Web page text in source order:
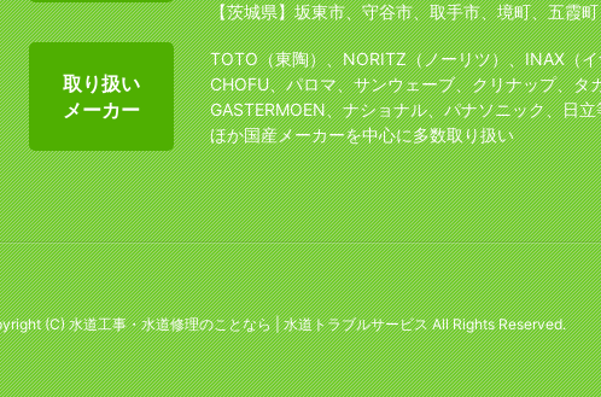
【茨城県】坂東市、守谷市、取手市、境町、五霞町
取り扱い
メーカー
TOTO（東陶）、NORITZ（ノーリツ）、INAX（
CHOFU、パロマ、サンウェーブ、クリナップ、タ
GASTERMOEN、ナショナル、パナソニック、日立
ほか国産メーカーを中心に多数取り扱い
(C)水道工事・水道修理のことなら | 水道トラブルサービスAll Rights Reserved.